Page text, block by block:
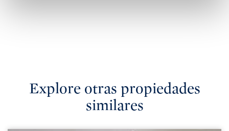
Explore otras propiedades
similares